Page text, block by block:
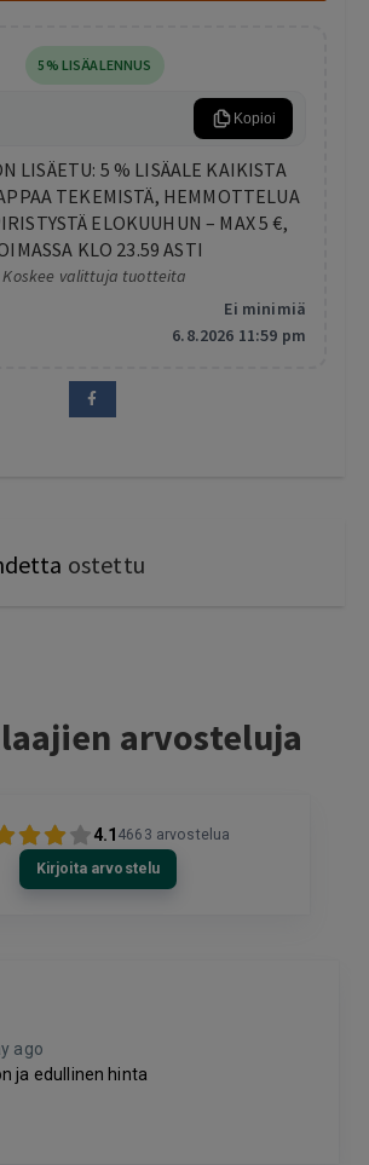
5% LISÄALENNUS
Kopioi
LISÄETU: 5 % LISÄALE KAIKISTA
TEKEMISTÄ, HEMMOTTELUA
ELOKUUHUN – MAX 5 €,
KLO 23.59 ASTI
Koskee valittuja tuotteita
Ei minimiä
6.8.2026 11:59 pm
ostettu
arvosteluja
4.1 4663 arvostelua
Kirjoita arvostelu
ago
ja edullinen hinta